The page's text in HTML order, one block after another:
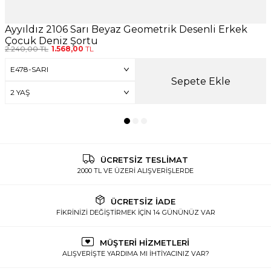
Ayyıldız 2106 Sarı Beyaz Geometrik Desenli Erkek
Çocuk Deniz Şortu
2.240,00TL 1.568,00 TL
Sepete Ekle
ÜCRETSİZ TESLİMAT
2000 TL VE ÜZERİ ALIŞVERİŞLERDE
ÜCRETSİZ İADE
FİKRİNİZİ DEĞİŞTİRMEK İÇİN 14 GÜNÜNÜZ VAR
MÜŞTERİ HİZMETLERİ
ALIŞVERİŞTE YARDIMA MI İHTİYACINIZ VAR?